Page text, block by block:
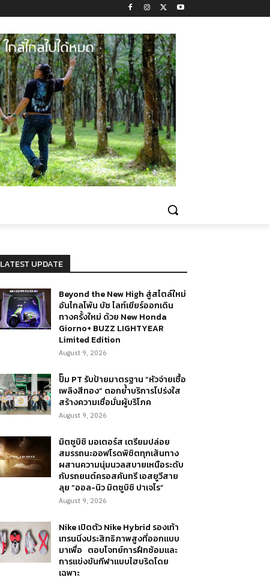
LATEST UPDATE
Beyond the New High สู่สไตล์ใหม่
อันไกลโพ้น บัซ ไลท์เยียร์ออกเดิน
ทางครั้งใหม่ ด้วย New Honda
Giorno+ BUZZ LIGHTYEAR
Limited Edition
August 9, 2026
ปั๊ม PT รับป้ายมาตรฐาน “หัวจ่ายเชื้อ
เพลิงสีทอง” ตอกย้ำบริการโปร่งใส
สร้างความเชื่อมั่นผู้บริโภค
August 9, 2026
มิตซูบิชิ มอเตอร์ส เตรียมปล่อย
สมรรถนะออฟโรดพิชิตทุกเส้นทาง
ผสานความนุ่มนวลสบายเหนือระดับ
กับรถยนต์ครอสคันทรี เอสยูวีสาย
ลุย “ออล-นิว มิตซูบิชิ ปาเจโร”
August 9, 2026
Nike เปิดตัว Nike Hybrid รองเท้า
เทรนนิ่งประสิทธิภาพสูงที่ออกแบบ
มาเพื่อ ตอบโจทย์การฝึกซ้อมและ
การแข่งขันกีฬาแบบไฮบริดโดย
เฉพาะ